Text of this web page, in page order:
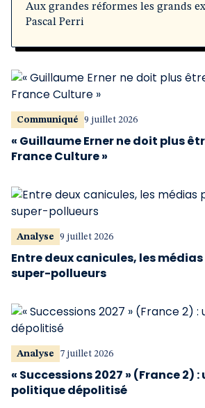
Aux grandes réformes les grands
Pascal Perri
Communiqué 9 juillet 2026
« Guillaume Erner ne doit plus
France Culture »
Analyse 9 juillet 2026
Entre deux canicules, les
super-pollueurs
Analyse 7 juillet 2026
« Successions 2027 » (France 2)
politique dépolitisé